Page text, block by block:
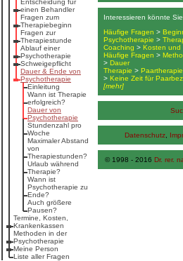
Entscheidung für
einen Behandler
Fragen zum
Therapiebeginn
Fragen zur
Therapiestunde
Ablauf einer
Psychotherapie
Schweigepflicht
Dauer & Ende von
Psychotherapie
Einleitung
Wann ist Therapie
erfolgreich?
Dauer von
Psychotherapie
Stundenzahl pro
Woche
Maximaler Abstand
von
Therapiestunden?
Urlaub während
Therapie?
Wann ist
Psychotherapie zu
Ende?
Auch größere
Pausen?
Termine, Kosten,
Krankenkassen
Methoden in der
Psychotherapie
Meine Person
Liste aller Fragen
Interessieren könnte
Häufige Fragen >
Psychotherapie >
Coaching > Kosten und
Häufige Fragen >
> Dauer
Therapie > Paartherapie
> Keine Zeit für
[mehr]
Datenschutz
© 1998 - 2016 Dr. rer.